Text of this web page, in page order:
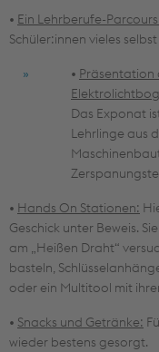
• Ein Lehrberufe-
Schüler:innen vieles
• Präsentation
Das Exponat
Lehrlinge aus
• Hands On Stationen:
Geschick unter Beweis.
am „Heißen Draht“
basteln,
oder ein Multitool mit
• Snacks und Getränke:
wieder bestens gesorgt.